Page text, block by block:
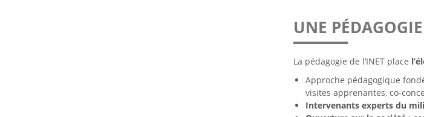
UNE
La pédagogie de l’INET place
Approche pédagogique
visites apprenantes, co-
Intervenants experts du